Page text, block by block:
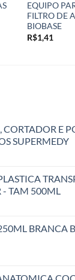
EQUIPO
FILTRO DE
BIOBASE
R$1,41
E
SUPERMEDY
- TAM 500ML
BRANCA